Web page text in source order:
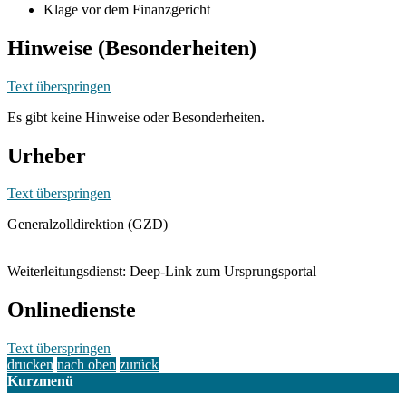
Klage vor dem Finanzgericht
Hinweise (Besonderheiten)
Text überspringen
Es gibt keine Hinweise oder Besonderheiten.
Urheber
Text überspringen
Generalzolldirektion (GZD)
Weiterleitungsdienst: Deep-Link zum Ursprungsportal
Onlinedienste
Text überspringen
drucken nach oben zurück
Kurzmenü